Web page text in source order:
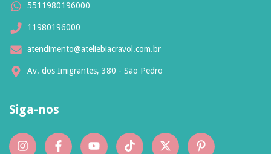
5511980196000
11980196000
atendimento@ateliebiacravol.com.br
Av. dos Imigrantes, 380 - São Pedro
Siga-nos